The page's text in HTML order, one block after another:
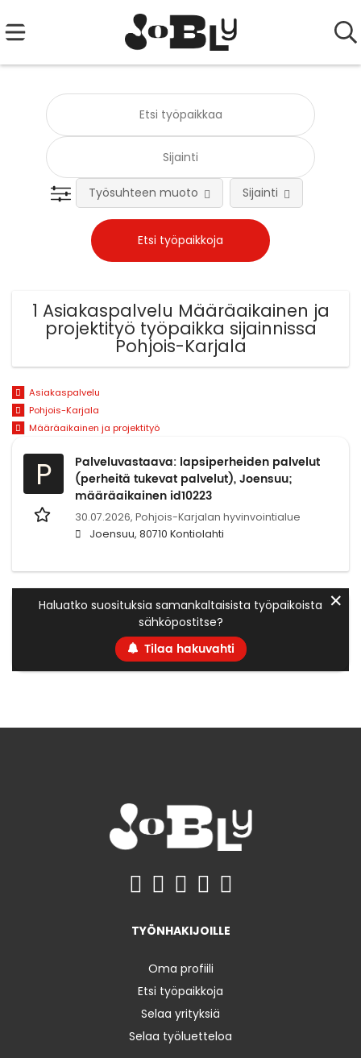
Työsuhteen muoto Sijainti
1 Asiakaspalvelu Määräaikainen ja
projektityö työpaikka sijainnissa
Pohjois-Karjala
Asiakaspalvelu
Pohjois-Karjala
Määräaikainen ja projektityö
P
Palveluvastaava: lapsiperheiden palvelut
(perheitä tukevat palvelut), Joensuu;
määräaikainen id10223
30.07.2026, Pohjois-Karjalan hyvinvointialue
Joensuu, 80710 Kontiolahti
Haluatko suosituksia samankaltaisista työpaikoista
sähköpostitse?
Tilaa hakuvahti
✕
TYÖNHAKIJOILLE
Oma profiili
Etsi työpaikkoja
Selaa yrityksiä
Selaa työluetteloa